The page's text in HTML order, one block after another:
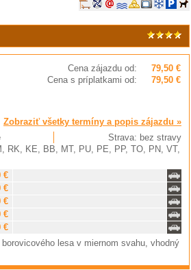
Cena zájazdu od:
79,50 €
Cena s príplatkami od:
79,50 €
Zobraziť všetky termíny a popis zájazdu »
Strava: bez stravy
RK, KE, BB, MT, PU, PE, PP, TO, PN, VT,
€
€
€
€
€
lesa v miernom svahu, vhodný